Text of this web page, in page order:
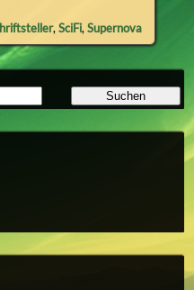
,SciFi,Supernova